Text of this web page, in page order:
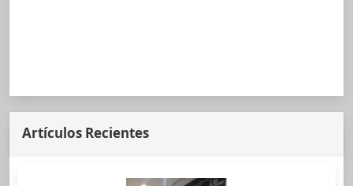
Artículos Recientes